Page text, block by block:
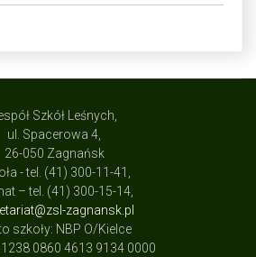
Szkół Leśnych,
ul. Spacerowa 4,
26-050 Zagnańsk
- tel. (41) 300-11-41,
– tel. (41) 300-15-14,
zagnansk.pl
szkoły: NBP O/Kielce
0860 4613 9134 0000